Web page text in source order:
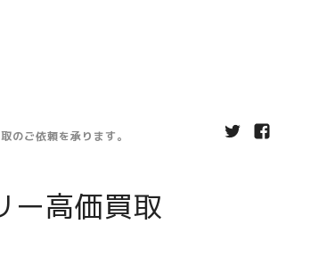
のご依頼を承ります。
ー高価買取